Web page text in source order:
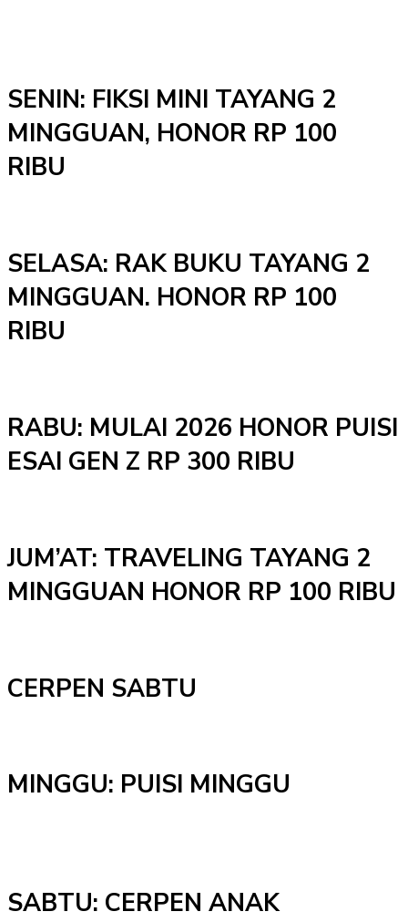
SENIN: FIKSI MINI TAYANG 2
MINGGUAN, HONOR RP 100
RIBU
SELASA: RAK BUKU TAYANG 2
MINGGUAN. HONOR RP 100
RIBU
RABU: MULAI 2026 HONOR PUISI
ESAI GEN Z RP 300 RIBU
JUM’AT: TRAVELING TAYANG 2
MINGGUAN HONOR RP 100 RIBU
CERPEN SABTU
MINGGU: PUISI MINGGU
SABTU: CERPEN ANAK